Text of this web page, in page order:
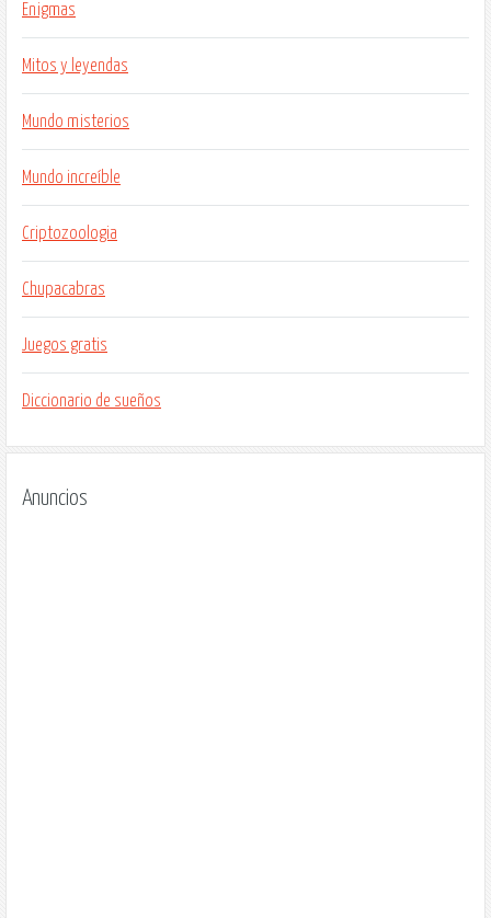
Enigmas
Mitos y leyendas
Mundo misterios
Mundo increíble
Criptozoologia
Chupacabras
Juegos gratis
Diccionario de sueños
Anuncios